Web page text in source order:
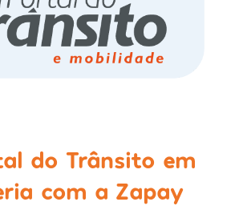
do Trânsito em
com a Zapay